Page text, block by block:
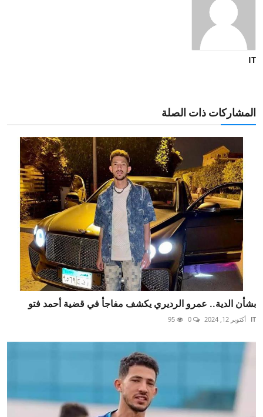
IT
المشاركات ذات الصلة
بشأن الدية.. عمرو الرديري يكشف مفاجأ في قضية أحمد فتو
IT أكتوبر 12, 2024